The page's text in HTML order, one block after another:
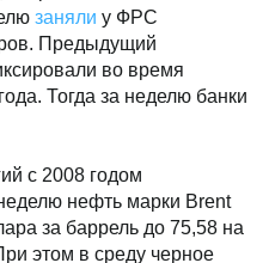
ФРС начала вновь
спасти банковский
марта баланс вырос
до 8,69 трлн. Вместе с
неделю
во время
Тогда за неделю